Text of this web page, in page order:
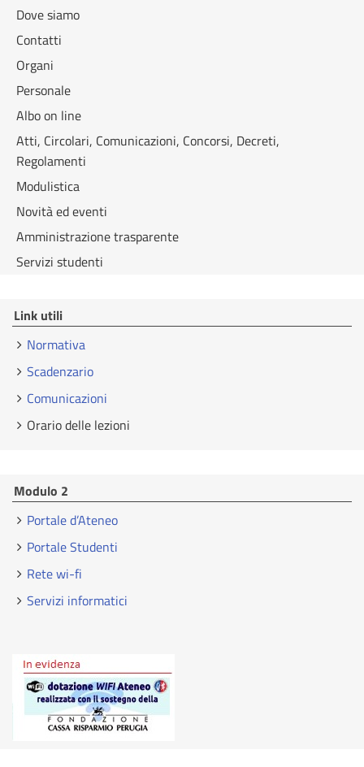
Dove siamo
Contatti
Organi
Personale
Albo on line
Atti, Circolari, Comunicazioni, Concorsi, Decreti,
Regolamenti
Modulistica
Novità ed eventi
Amministrazione trasparente
Servizi studenti
Link utili
Normativa
Scadenzario
Comunicazioni
Orario delle lezioni
Modulo 2
Portale d’Ateneo
Portale Studenti
Rete wi-fi
Servizi informatici